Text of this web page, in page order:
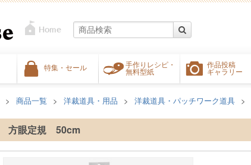
特集・セール
手作りレシピ・
無料型紙
作品投稿
ギャラリー
商品一覧 洋裁道具・用品 洋裁道具・パッチワーク道具
方眼定規 50cm